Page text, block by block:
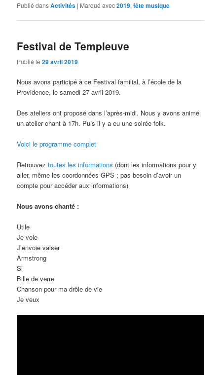
Publié dansActivités | Marqué avec2019,fête musique
Festival de Templeuve
Publié le29 avril 2019
Nous avons participé à ce Festival familial, à l’école de la
Providence, le samedi 27 avril 2019.
Des ateliers ont proposé dans l’après-midi. Nous y avons animé
un atelier chant à 17h. Puis il y a eu une soirée folk.
Voici le programme complet
Retrouveztoutes les informations (dont les informations pour y
aller, même les coordonnées GPS ; pas besoin d’avoir un
compte pour accéder aux informations)
Nous avons chanté :
Utile
Je vole
J’envoie valser
Armstrong
Si
Bille de verre
Chanson pour ma drôle de vie
Je veux